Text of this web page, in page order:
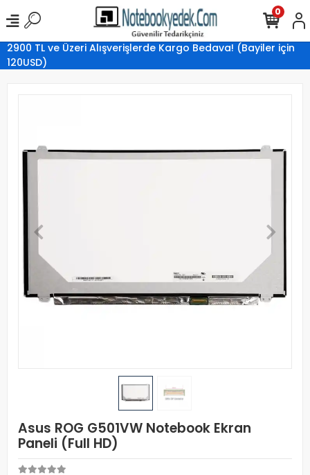
2900 TL ve Üzeri Alışverişlerde Kargo Bedava! (Bayiler için
120USD)
0
Asus ROG G501VW Notebook Ekran
Paneli (Full HD)